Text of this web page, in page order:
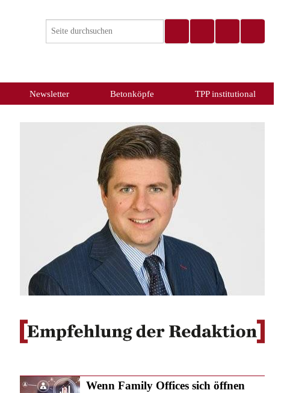
Newsletter Betonköpfe TPP institutional
Wenn Family Offices sich öffnen